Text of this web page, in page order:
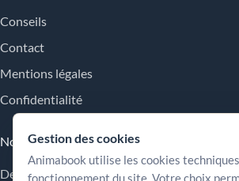
Conseils
Contact
Mentions légales
Confidentialité
Nos engagements
Des repères simples pour comparer les
Gestion des cookies
Animabook utilise les cookies
fonctionnement du site. Votre choix